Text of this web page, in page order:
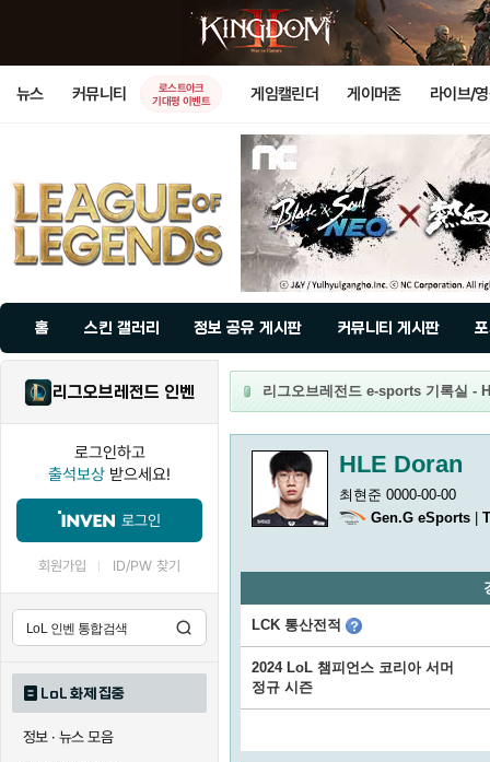
뉴스 커뮤니티
로스트아크
기대평 이벤트
게임캘린더 게이머존 라이브/
홈 스킨 갤러리 정보 공유 게시판 커뮤니티 게시판
리그오브레전드 인벤
로그인하고
출석보상 받으세요!
로그인
회원가입 ID/PW 찾기
LoL 화제 집중
정보 · 뉴스 모음
리그오브레전드 e-sports 기록실 -
HLE Doran
최현준 0000-00-00
Gen.G eSports |
LCK 통산전적
2024 LoL 챔피언스 코리아 서머
정규 시즌